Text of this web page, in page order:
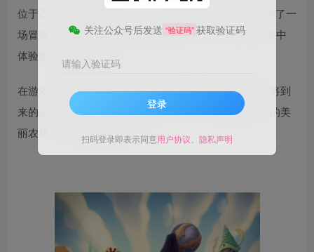
位于Zaber的家途中遇到了一只奇怪的生物，从而卷入进了一
场冒险。来一起加入Amon和他的伙伴中，在Umbra世界中
体验难忘的奇幻之旅。
在游戏中，你要探索这个古老而又神秘的星球，化解即将到
来的战争，当然，能做的不止这些，你还可以发展自己的美
丽农场，种植收获各类物品。
关注公众号后发送 “验证码” 获取验证码
请输入验证码
登录
扫码登录即表示同意用户协议 隐私声明